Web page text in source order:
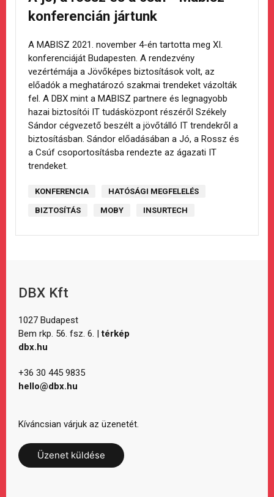
konferencián jártunk
A MABISZ 2021. november 4-én tartotta meg XI.
konferenciáját Budapesten. A rendezvény
vezértémája a Jövőképes biztosítások volt, az
előadók a meghatározó szakmai trendeket vázolták
fel. A DBX mint a MABISZ partnere és legnagyobb
hazai biztosítói IT tudásközpont részéről Székely
Sándor cégvezető beszélt a jövőtálló IT trendekről a
biztosításban. Sándor előadásában a Jó, a Rossz és
a Csúf csoportosításba rendezte az ágazati IT
trendeket.
KONFERENCIA HATÓSÁGI MEGFELELÉS
BIZTOSÍTÁS MOBY INSURTECH
DBX Kft
1027 Budapest
Bem rkp. 56. fsz. 6. |térkép
dbx.hu
+36 30 445 9835
hello@dbx.hu
Kíváncsian várjuk az üzenetét.
Üzenet küldése